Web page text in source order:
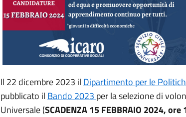
Il 22 dicembre 2023 il Dipartimento per le
pubblicato il Bando 2023 per la selezione di
Universale (SCADENZA 15 FEBBRAIO 2024, ore